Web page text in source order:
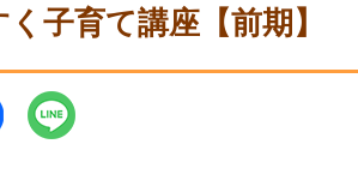
子育て講座【前期】